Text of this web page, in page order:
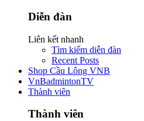
Diễn đàn
Liên kết nhanh
Tìm kiếm diễn đàn
Recent Posts
Shop Cầu Lông VNB
VnBadmintonTV
Thành viên
Thành viên